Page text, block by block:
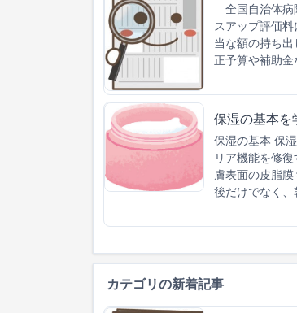
全国自治体病
スアップ評価
当な額の持ち
正予算や補助金
保湿の基本を
保湿の基本 保
リア機能を修
膚表面の皮脂
後だけでなく、
カテゴリの新着記事